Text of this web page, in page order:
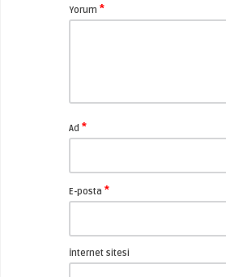
Yorum *
Ad *
E-posta *
İnternet sitesi